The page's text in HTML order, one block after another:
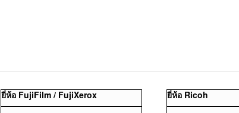
ยี่ห้อ FujiFilm / FujiXerox ยี่ห้อ Ricoh